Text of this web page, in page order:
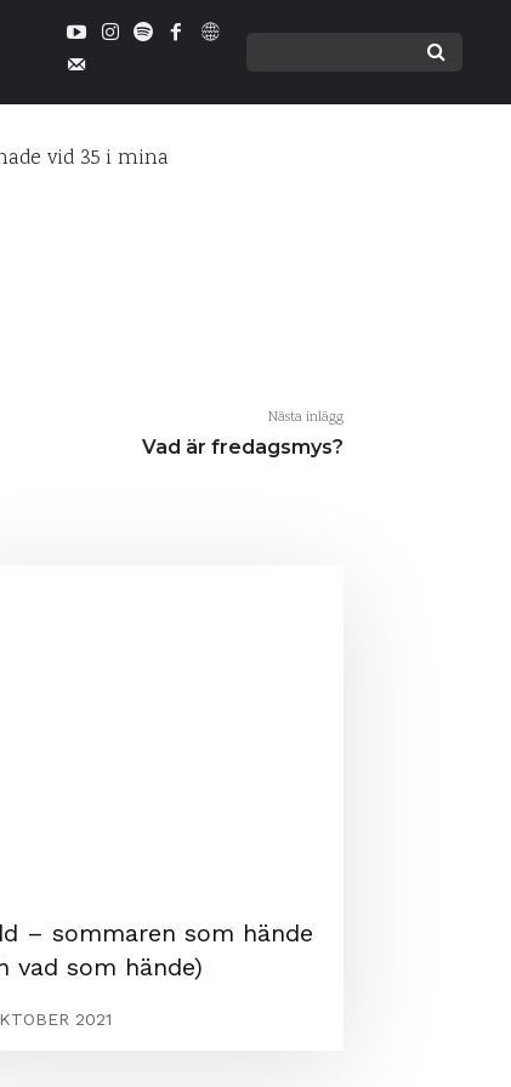
vid 35 i mina
Nästa inlägg
Vad är fredagsmys?
– sommaren som hände
vad som hände)
2021